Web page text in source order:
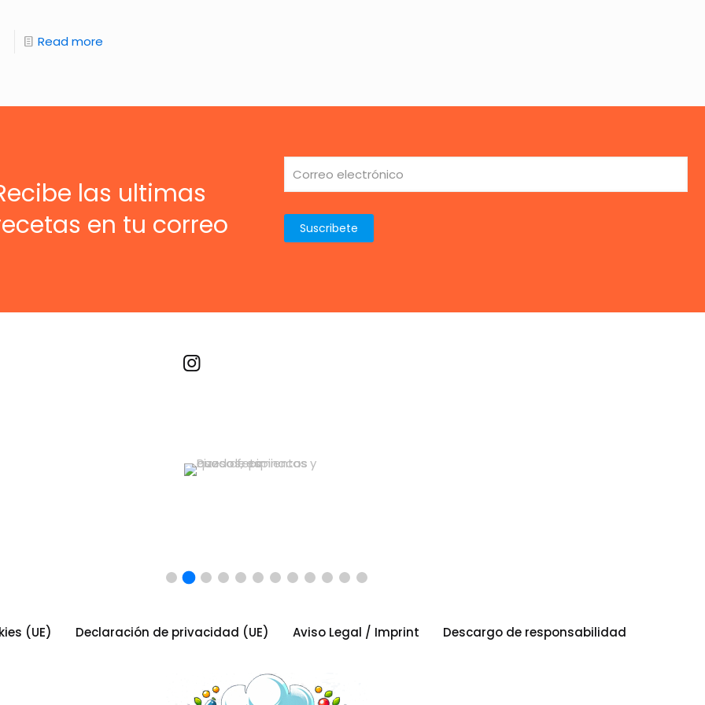
Read more
las ultimas
en tu correo
(UE) Declaración de privacidad (UE) Aviso Legal / Imprint Descargo de responsabilidad